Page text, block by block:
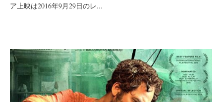
ア上映は2016年9月29日のレ...